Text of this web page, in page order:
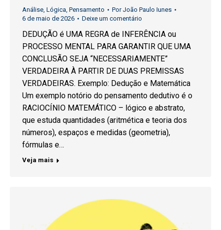
Análise Lógica Pensamento PorJoão Paulo Iunes
6 de maio de 2026
Deixe um comentário
DEDUÇÃO é UMA REGRA de INFERÊNCIA ou
PROCESSO MENTAL PARA GARANTIR QUE UMA
CONCLUSÃO SEJA “NECESSARIAMENTE”
VERDADEIRA À PARTIR DE DUAS PREMISSAS
VERDADEIRAS. Exemplo: Dedução e Matemática
Um exemplo notório do pensamento dedutivo é o
RACIOCÍNIO MATEMÁTICO – lógico e abstrato,
que estuda quantidades (aritmética e teoria dos
números), espaços e medidas (geometria),
fórmulas e…
Veja mais